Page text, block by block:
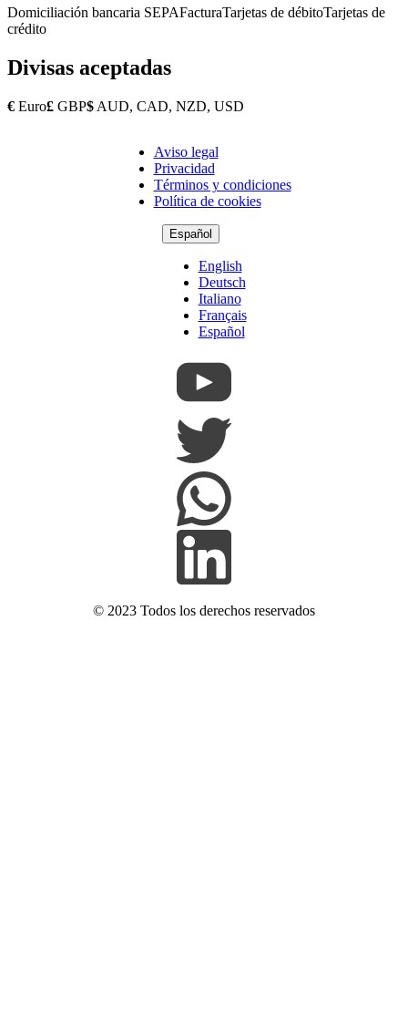
Domiciliación bancaria SEPAFacturaTarjetas de débitoTarjetas de
crédito
Divisas aceptadas
€ Euro£ GBP$ AUD, CAD, NZD, USD
Copyright
Footer
Aviso legal
Privacidad
Términos y condiciones
Política de cookies
Español
English
Deutsch
Italiano
Français
Español
© 2023 Todos los derechos reservados